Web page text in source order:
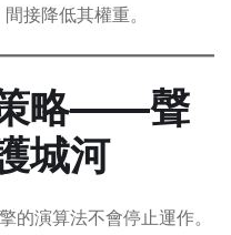
接降低其權重。
略——聲
城河
的演算法不會停止運作。